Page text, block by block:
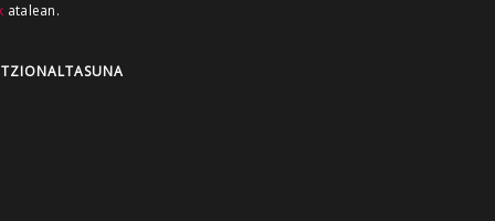
GUKA
GUKA
ZUMAIA GUKA
atalean.